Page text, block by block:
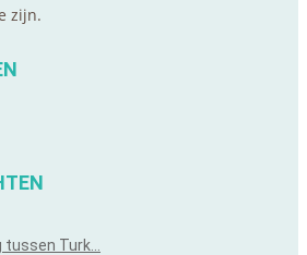
zijn.
tussen Turk…